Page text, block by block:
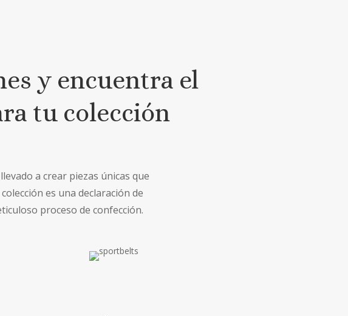
y encuentra el
tu colección
a crear piezas únicas que
es una declaración de
proceso de confección.